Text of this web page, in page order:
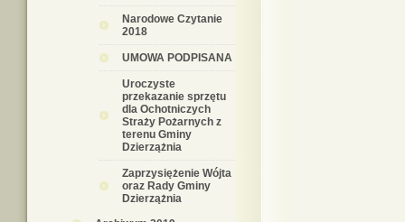
Narodowe Czytanie
2018
UMOWA PODPISANA
Uroczyste
przekazanie sprzętu
dla Ochotniczych
Straży Pożarnych z
terenu Gminy
Dzierzążnia
Zaprzysiężenie Wójta
oraz Rady Gminy
Dzierzążnia